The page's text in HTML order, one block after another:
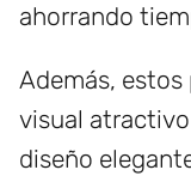
ahorrando
Además,
visual
diseño